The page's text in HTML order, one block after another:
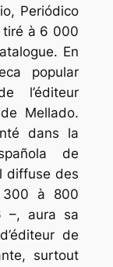
Periódico
tiré à 6 000
En
popular
l’éditeur
Mellado.
dans la
de
diffuse des
300 à 800
–, aura sa
de
surtout